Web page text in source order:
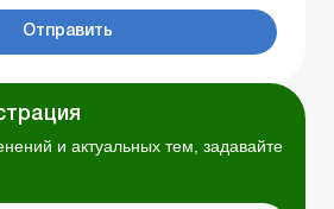
Отправить
и актуальных тем, задавайте